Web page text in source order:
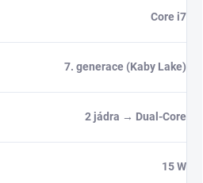
Core i7
7. generace (Kaby Lake)
2 jádra → Dual-Core
15 W